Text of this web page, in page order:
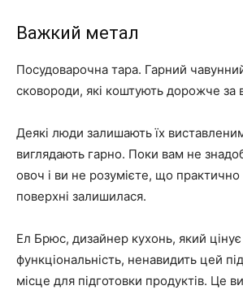
Важкий метал
Посудоварочна тара. Гарний
сковороди, які коштують дорожче за
Деякі люди залишають їх
виглядають гарно. Поки вам не
овоч і ви не розумієте, що
поверхні залишилася.
Ел Брюс, дизайнер кухонь, який цінує
функціональність, ненавидить цей
місце для підготовки продуктів. Це